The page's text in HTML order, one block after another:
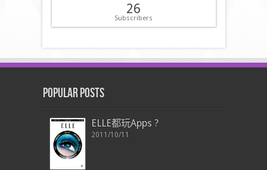
26
Subscribers
Popular Posts
ELLE都玩Apps ?
2011/10/11